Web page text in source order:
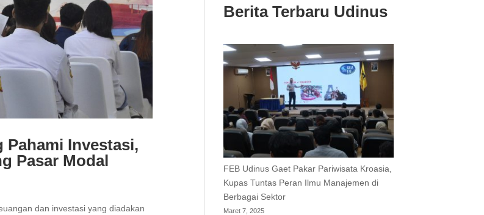
Pahami Investasi,
Pasar Modal
dan investasi yang diadakan
Berita Terbaru Udinus
FEB Udinus Gaet Pakar Pariwisata Kroasia,
Kupas Tuntas Peran Ilmu Manajemen di
Berbagai Sektor
Maret 7, 2025